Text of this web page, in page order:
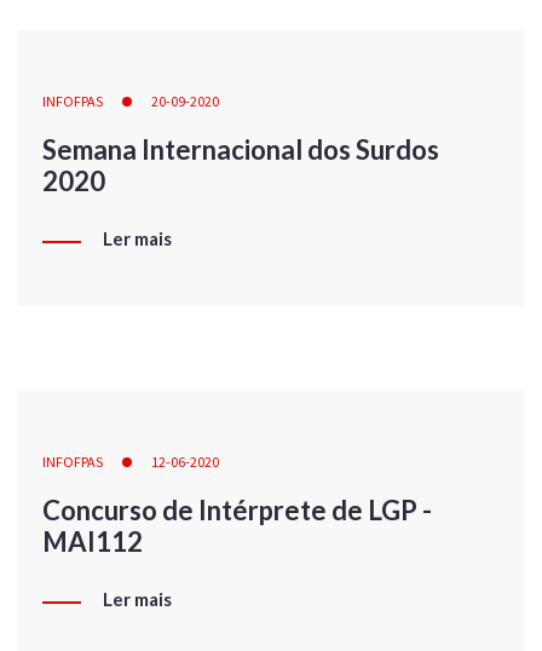
INFOFPAS 20-09-2020
Semana Internacional dos Surdos
2020
Ler mais
INFOFPAS 12-06-2020
Concurso de Intérprete de LGP -
MAI112
Ler mais